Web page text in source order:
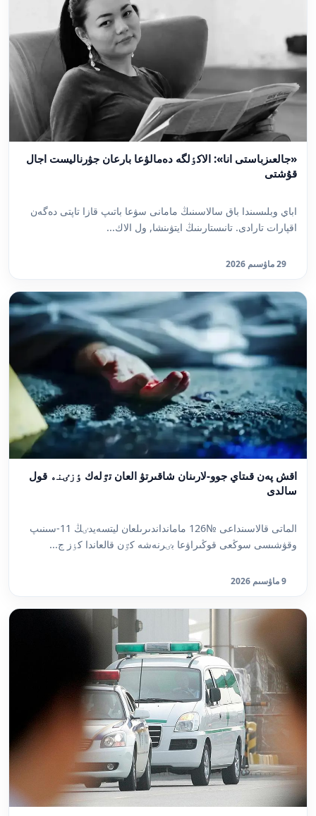
«جالعىزباستى انا»: الاكٶلگە دەمالۋعا بارعان جۋرناليست اجال
قۇشتى
اباي وبلىسىندا باق سالاسىنىڭ مامانى سۋعا باتىپ قازا تاپتى دەگەن
اقپارات تارادى. تانىستارىنىڭ ايتۋىنشا, ول الاك...
29 ماۋسىم 2026
اقش پەن قىتاي جوو-لارىنان شاقىرتۋ العان تٷلەك ٶزٸنە قول
سالدى
الماتى قالاسىنداعى №126 مامانداندىرىلعان ليتسەيدٸڭ 11-سىنىپ
وقۋشىسى سوڭعى قوڭىراۋعا بٸرنەشە كٷن قالعاندا كٶز ج...
9 ماۋسىم 2026